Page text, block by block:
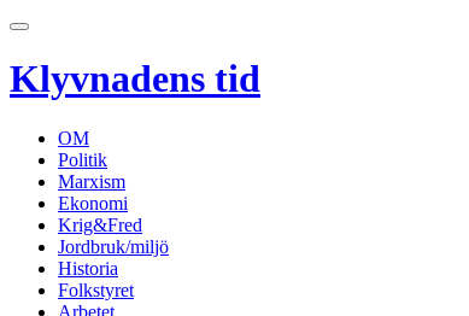
Klyvnadens tid
OM
Politik
Marxism
Ekonomi
Krig&Fred
Jordbruk/miljö
Historia
Folkstyret
Arbetet